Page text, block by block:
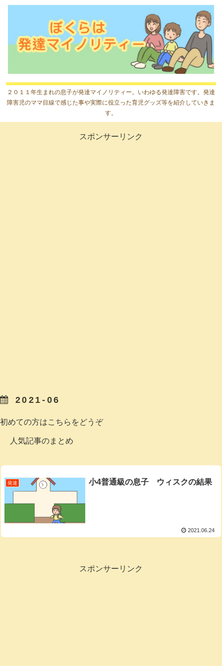
２０１１年生まれの息子が発達マイノリティー。いわゆる発達障害です。発達
障害児のママ目線で感じた事や実際に役立った育児グッズ等を紹介していきま
す。
スポンサーリンク
2021-06
初めての方はこちらをどうぞ
人気記事のまとめ
発達 小4普通級の息子 ウィスクの結果
2021.06.24
スポンサーリンク